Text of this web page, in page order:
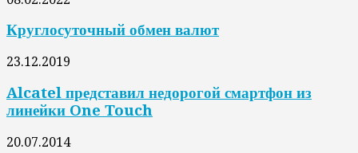
Круглосуточный обмен валют
23.12.2019
Alcatel представил недорогой смартфон из
линейки One Touch
20.07.2014